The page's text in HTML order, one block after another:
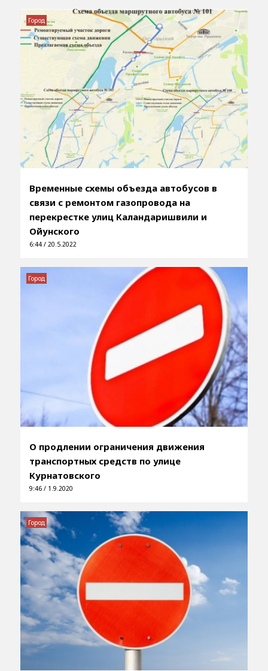
Временные схемы объезда автобусов в
связи с ремонтом газопровода на
перекрестке улиц Каландаришвили и
Ойунского
6:44 / 20.5.2022
Город
О продлении ограничения движения
транспортных средств по улице
Курнатовского
9:46 / 1.9.2020
Город
Город